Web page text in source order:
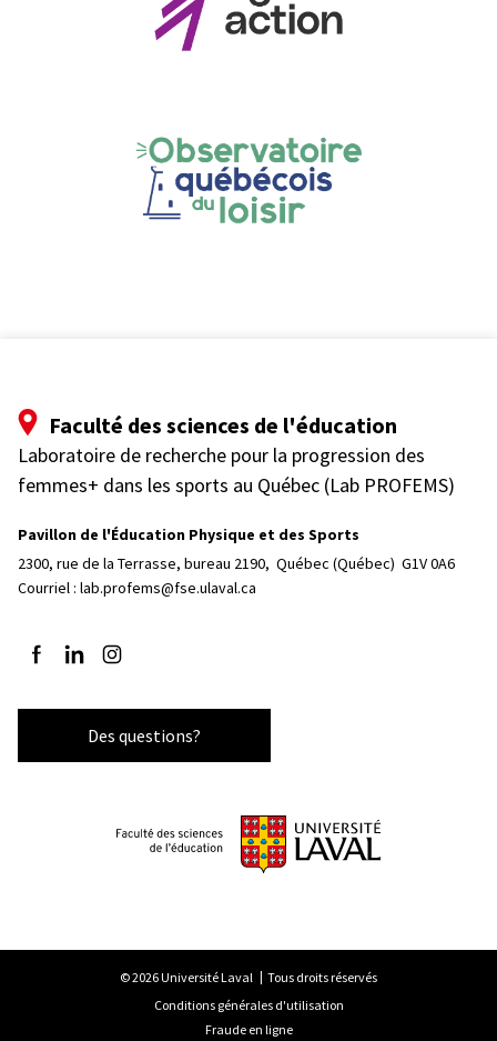
Faculté des sciences de l'éducation
Laboratoire de recherche pour la progression des
femmes+ dans les sports au Québec (Lab PROFEMS)
Pavillon de l'Éducation Physique et des Sports
2300, rue de la Terrasse, bureau 2190, Québec (Québec)  G1V 0A6
Courriel : lab.profems@fse.ulaval.ca
Suivez-nous sur Facebook
Suivez-nous sur LinkedIn
Suivez-nous sur Instagram
Des questions?
© 2026 Université Laval
Tous droits réservés
Conditions générales d'utilisation
Fraude en ligne